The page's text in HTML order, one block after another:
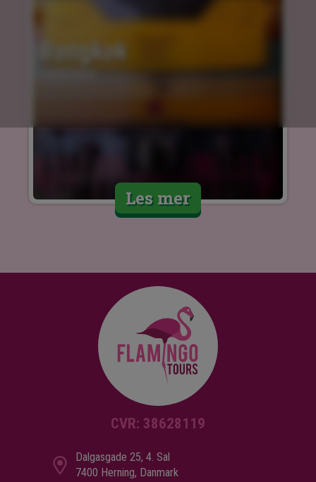
Bangkok
Les mer
CVR: 38628119
Dalgasgade 25, 4. Sal
7400 Herning, Danmark